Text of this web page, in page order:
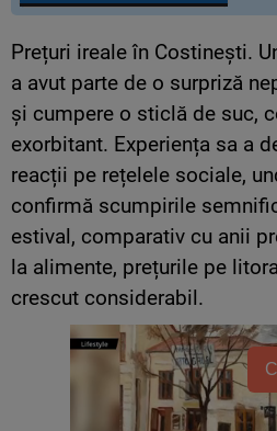
Prețuri ireale în Costinești.
a avut parte de o surpriză
și cumpere o sticlă de suc,
exorbitant. Experiența sa a
reacții pe rețelele sociale,
confirmă scumpirile
estival, comparativ cu anii
la alimente, prețurile pe
crescut considerabil.